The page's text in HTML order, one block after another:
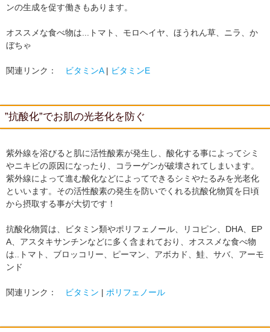
ンの生成を促す働きもあります。
オススメな食べ物は...トマト、モロヘイヤ、ほうれん草、ニラ、か
ぼちゃ
関連リンク： ビタミンA | ビタミンE
”抗酸化”でお肌の光老化を防ぐ
紫外線を浴びると肌に活性酸素が発生し、酸化する事によってシミ
やニキビの原因になったり、コラーゲンが破壊されてしまいます。
紫外線によって進む酸化などによってできるシミやたるみを光老化
といいます。その活性酸素の発生を防いでくれる抗酸化物質を日頃
から摂取する事が大切です！
抗酸化物質は、ビタミン類やポリフェノール、リコピン、DHA、EP
A、アスタキサンチンなどに多く含まれており、オススメな食べ物
は..トマト、ブロッコリー、ピーマン、アボカド、鮭、サバ、アーモ
ンド
関連リンク： ビタミン | ポリフェノール